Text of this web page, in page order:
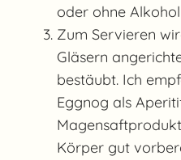
oder ohne
Zum Servieren
Gläsern
bestäubt. Ich
Eggnog als
Körper gut